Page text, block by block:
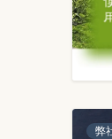
弊